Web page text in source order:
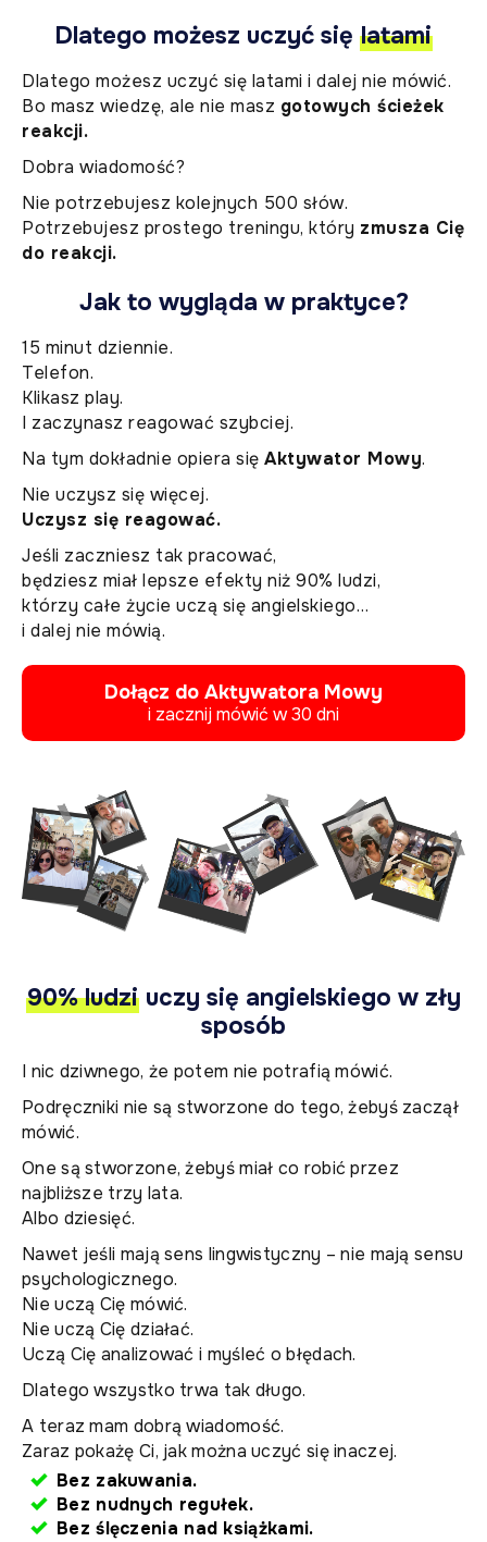
Dlatego możesz uczyć się latami
Dlatego możesz uczyć się latami i dalej nie mówić.
Bo masz wiedzę, ale nie masz gotowych ścieżek
reakcji.
Dobra wiadomość?
Nie potrzebujesz kolejnych 500 słów.
Potrzebujesz prostego treningu, który zmusza Cię
do reakcji.
Jak to wygląda w praktyce?
15 minut dziennie.
Telefon.
Klikasz play.
I zaczynasz reagować szybciej.
Na tym dokładnie opiera się Aktywator Mowy.
Nie uczysz się więcej.
Uczysz się reagować.
Jeśli zaczniesz tak pracować,
będziesz miał lepsze efekty niż 90% ludzi,
którzy całe życie uczą się angielskiego…
i dalej nie mówią.
Dołącz do Aktywatora Mowy
i zacznij mówić w 30 dni
90% ludzi uczy się angielskiego w zły
sposób
I nic dziwnego, że potem nie potrafią mówić.
Podręczniki nie są stworzone do tego, żebyś zaczął
mówić.
One są stworzone, żebyś miał co robić przez
najbliższe trzy lata.
Albo dziesięć.
Nawet jeśli mają sens lingwistyczny – nie mają sensu
psychologicznego.
Nie uczą Cię mówić.
Nie uczą Cię działać.
Uczą Cię analizować i myśleć o błędach.
Dlatego wszystko trwa tak długo.
A teraz mam dobrą wiadomość.
Zaraz pokażę Ci, jak można uczyć się inaczej.
Bez zakuwania.
Bez nudnych regułek.
Bez ślęczenia nad książkami.